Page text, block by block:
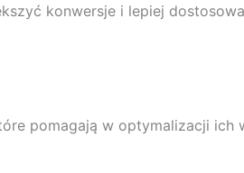
konwersje i lepiej
pomagają w optymalizacji ich